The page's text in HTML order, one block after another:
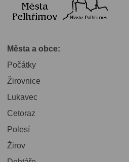
Města a obce:
Počátky
Žirovnice
Lukavec
Cetoraz
Polesí
Žirov